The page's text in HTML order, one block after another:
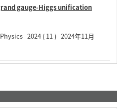
gauge-Higgs unification
2024 ( 11 ) 2024年11月